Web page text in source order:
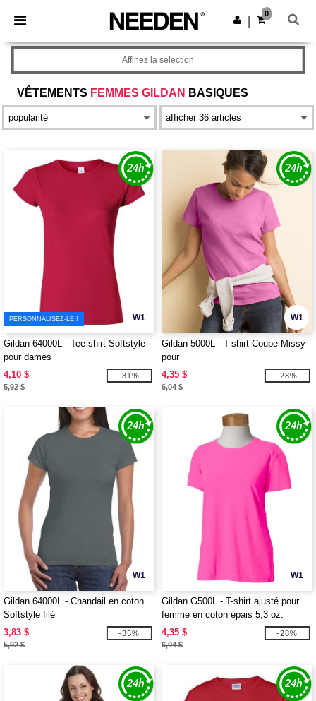
× Appli Needen
Meilleurs prix sur l’app !
Obtenir l'appli
0
VÊTEMENTS FEMMES GILDAN BASIQUES
Affinez la selection
W1
PERSONNALISEZ-LE !
Gildan 64000L - Tee-shirt Softstyle
pour dames
4,10 $
5,92 $
-31%
W1
Gildan 5000L - T-shirt Coupe Missy
pour
4,35 $
6,04 $
-28%
W1
Gildan 64000L - Chandail en coton
Softstyle filé
3,83 $
5,92 $
-35%
W1
Gildan G500L - T-shirt ajusté pour
femme en coton épais 5,3 oz.
4,35 $
6,04 $
-28%